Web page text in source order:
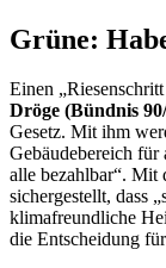
Grüne:
Einen
Dröge (Bündnis
Gesetz. Mit ihm
Gebäudebereich
alle bezahlbar“. Mit
sichergestellt, dass
klimafreundliche
die Entscheidung